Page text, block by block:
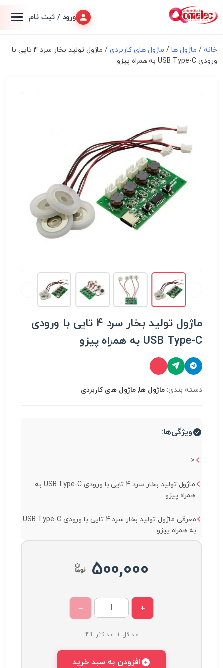
ورود / ثبت نام
خانه / ماژول ها/ ماژول های کاربردی
/ ماژول تولید بخار سرد 4 تایی با
ورودی USB Type-C به همراه پیزو
ماژول تولید بخار سرد 4 تایی با ورودی
USB Type-C به همراه پیزو
دسته بندی: ماژول ها, ماژول های کاربردی
ویژگی‌ها:
<...
ماژول تولید بخار سرد 4 تایی با ورودی USB Type-C به
همراه پیزو...
معرفی ماژول تولید بخار سرد 4 تایی با ورودی USB Type-C
به همراه پیزو...
500,000
+
−
حداقل: 1 - حداکثر: 999
افزودن به سبد خرید